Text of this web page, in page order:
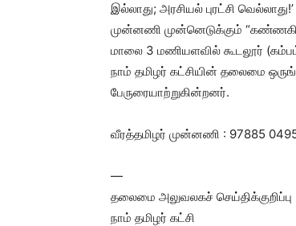
இல்லாது; அரசியல் புரட்சி
முன்னணி முன்னெடுக்கும் “கண்ணகி
மாலை 3 மணியளவில் கூடலூர்
நாம் தமிழர் கட்சியின் தலைமை
பேருரையாற்றுகின்றனர்.
வீரத்தமிழர் முன்னணி : 97885
—
தலைமை அலுவலகச் செய்திக்குறிப்பு
நாம் தமிழர் கட்சி